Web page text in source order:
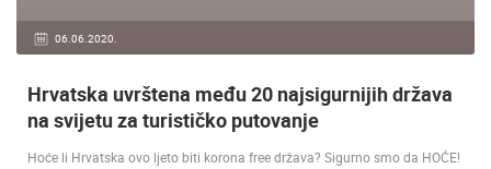
06.06.2020.
Hrvatska uvrštena među 20 najsigurnijih država
na svijetu za turističko putovanje
Hoće li Hrvatska ovo ljeto biti korona free država? Sigurno smo da HOĆE!